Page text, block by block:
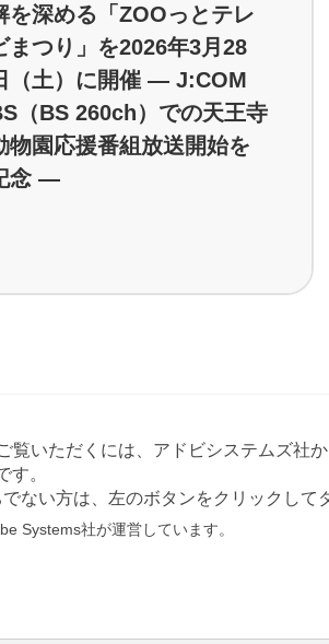
を深める「ZOOっとテレ
まつり」を2026年3月28
（土）に開催 ― J:COM
（BS 260ch）での天王寺
物園応援番組放送開始を
念 ―
覧いただくには、アドビシステムズ社
す。
ない方は、左のボタンをクリックして
Systems社が運営しています。